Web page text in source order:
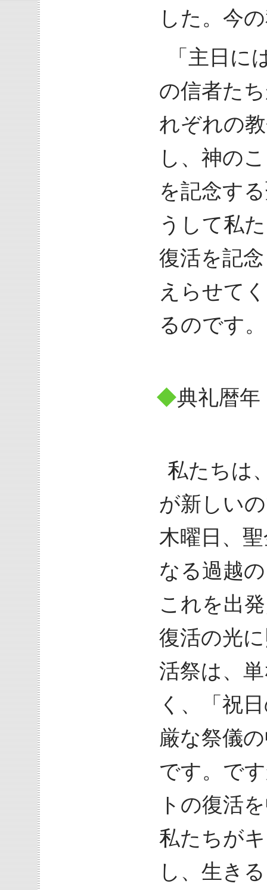
した。今
「主日に
の信者た
れぞれの
し、神の
を記念す
うして私
復活を記
えらせて
るのです。
◆典礼暦年
私たちは
が新しい
木曜日、
なる過越
これを出
復活の光
活祭は、
く、「祝
厳な祭儀
です。で
トの復活
私たちが
し、生き